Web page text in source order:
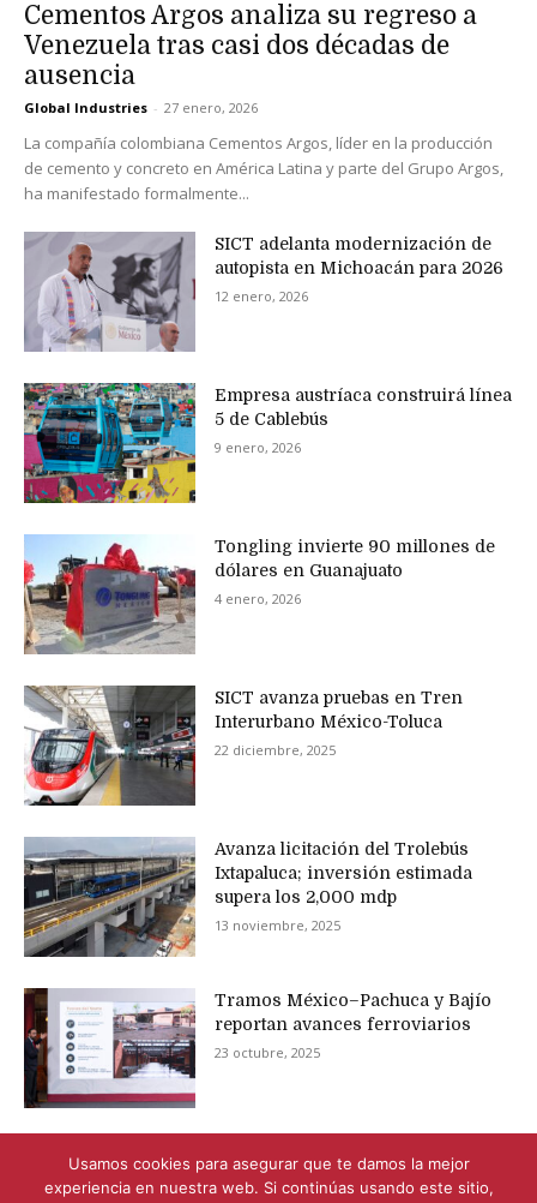
Cementos Argos analiza su regreso a
Venezuela tras casi dos décadas de
ausencia
Global Industries - 27 enero, 2026
La compañía colombiana Cementos Argos, líder en la producción
de cemento y concreto en América Latina y parte del Grupo Argos,
ha manifestado formalmente...
SICT adelanta modernización de
autopista en Michoacán para 2026
12 enero, 2026
Empresa austríaca construirá línea
5 de Cablebús
9 enero, 2026
Tongling invierte 90 millones de
dólares en Guanajuato
4 enero, 2026
SICT avanza pruebas en Tren
Interurbano México-Toluca
22 diciembre, 2025
Avanza licitación del Trolebús
Ixtapaluca; inversión estimada
supera los 2,000 mdp
13 noviembre, 2025
Tramos México–Pachuca y Bajío
reportan avances ferroviarios
23 octubre, 2025
Usamos cookies para asegurar que te damos la mejor
experiencia en nuestra web. Si continúas usando este sitio,